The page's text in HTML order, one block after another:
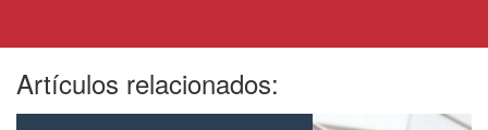
Artículos relacionados: